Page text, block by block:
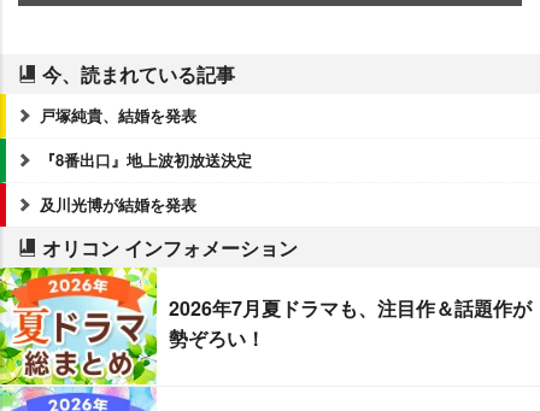
今、読まれている記事
戸塚純貴、結婚を発表
『8番出口』地上波初放送決定
及川光博が結婚を発表
オリコン インフォメーション
2026年7月夏ドラマも、注目作＆話題作が
勢ぞろい！